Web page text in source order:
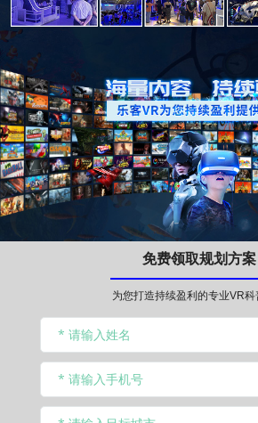
免费领取规划方案
为您打造持续盈利的专业VR科